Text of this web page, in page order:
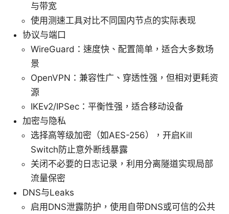
与带宽
使用测速工具对比不同国内节点的实际表现
协议与端口
WireGuard：速度快、配置简单，适合大多数场
景
OpenVPN：兼容性广、穿透性强，但相对更耗资
源
IKEv2/IPSec：平衡性强，适合移动设备
加密与隐私
选择高等级加密（如AES-256），开启Kill
Switch防止意外断线暴露
关闭不必要的日志记录，利用分离隧道实现局部
流量保密
DNS与Leaks
启用DNS泄露防护，使用自带DNS或可信的公共